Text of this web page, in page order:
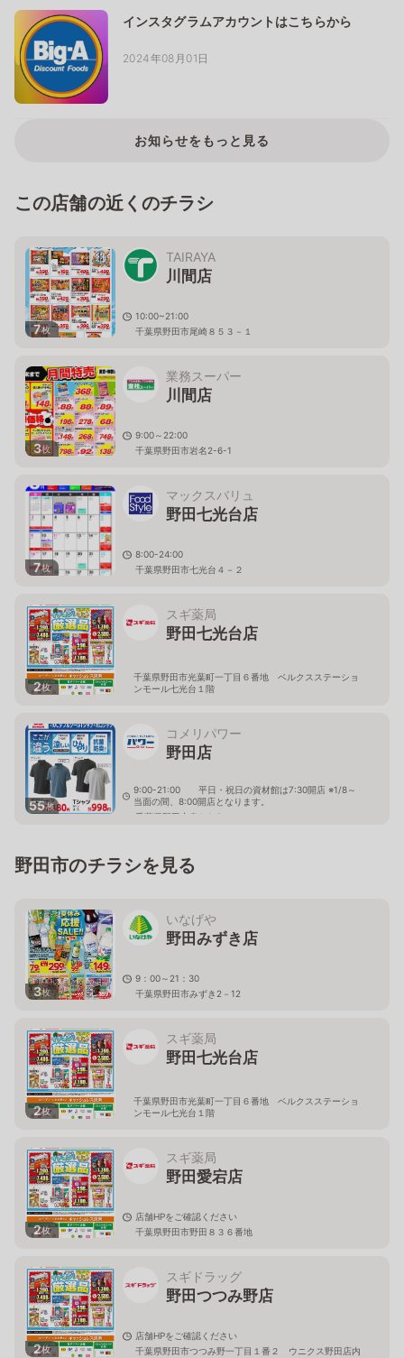
インスタグラムアカウントはこちらから
2024年08月01日
お知らせをもっと見る
この店舗の近くのチラシ
7枚
TAIRAYA
川間店
10:00~21:00
千葉県野田市尾崎８５３－１
3枚
業務スーパー
川間店
9:00～22:00
千葉県野田市岩名2-6-1
7枚
マックスバリュ
野田七光台店
8:00-24:00
千葉県野田市七光台４－２
2枚
スギ薬局
野田七光台店
千葉県野田市光葉町一丁目６番地 ベルクスステーショ
ンモール七光台１階
55枚
コメリパワー
野田店
9:00-21:00 平日・祝日の資材館は7:30開店 ※1/8～
当面の間、8:00開店となります。
千葉県野田市泉1-1-2
野田市のチラシを見る
3枚
いなげや
野田みずき店
9：00～21：30
千葉県野田市みずき2－12
2枚
スギ薬局
野田七光台店
千葉県野田市光葉町一丁目６番地 ベルクスステーショ
ンモール七光台１階
2枚
スギ薬局
野田愛宕店
店舗HPをご確認ください
千葉県野田市野田８３６番地
2枚
スギドラッグ
野田つつみ野店
店舗HPをご確認ください
千葉県野田市つつみ野一丁目１番２ ウニクス野田店内